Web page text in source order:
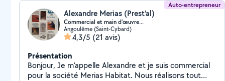
Auto-entrepreneur
Alexandre Merias (Prest'al)
Commercial et main d'œuvre...
Angoulême (Saint-Cybard)
4,3/5 (21 avis)
Présentation
Bonjour, Je m'appelle Alexandre et je suis commercial
pour la société Merias Habitat. Nous réalisons tout